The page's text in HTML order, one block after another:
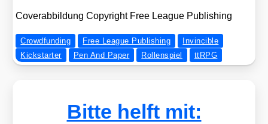
Cover­ab­bil­dung Copy­right Free League Publi­shing
Crowdfunding Free League Publishing
Invincible
Kickstarter
Pen And Paper Rollenspiel ttRPG
Bitte helft mit: